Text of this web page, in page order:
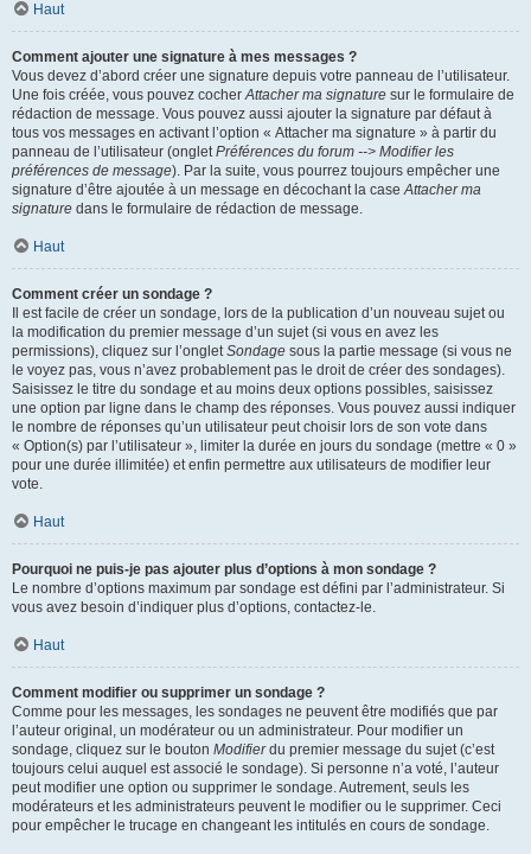
Haut
Comment ajouter une signature à mes messages ?
Vous devez d’abord créer une signature depuis votre panneau de l’utilisateur.
Une fois créée, vous pouvez cocherAttacher ma signature sur le formulaire de
rédaction de message. Vous pouvez aussi ajouter la signature par défaut à
tous vos messages en activant l’option « Attacher ma signature » à partir du
panneau de l’utilisateur (ongletPréférences du forum --> Modifier les
préférences de message). Par la suite, vous pourrez toujours empêcher une
signature d’être ajoutée à un message en décochant la caseAttacher ma
signature dans le formulaire de rédaction de message.
Haut
Comment créer un sondage ?
Il est facile de créer un sondage, lors de la publication d’un nouveau sujet ou
la modification du premier message d’un sujet (si vous en avez les
permissions), cliquez sur l’ongletSondage sous la partie message (si vous ne
le voyez pas, vous n’avez probablement pas le droit de créer des sondages).
Saisissez le titre du sondage et au moins deux options possibles, saisissez
une option par ligne dans le champ des réponses. Vous pouvez aussi indiquer
le nombre de réponses qu’un utilisateur peut choisir lors de son vote dans
« Option(s) par l’utilisateur », limiter la durée en jours du sondage (mettre « 0 »
pour une durée illimitée) et enfin permettre aux utilisateurs de modifier leur
vote.
Haut
Pourquoi ne puis-je pas ajouter plus d’options à mon sondage ?
Le nombre d’options maximum par sondage est défini par l’administrateur. Si
vous avez besoin d’indiquer plus d’options, contactez-le.
Haut
Comment modifier ou supprimer un sondage ?
Comme pour les messages, les sondages ne peuvent être modifiés que par
l’auteur original, un modérateur ou un administrateur. Pour modifier un
sondage, cliquez sur le bouton Modifierdu premier message du sujet (c’est
toujours celui auquel est associé le sondage). Si personne n’a voté, l’auteur
peut modifier une option ou supprimer le sondage. Autrement, seuls les
modérateurs et les administrateurs peuvent le modifier ou le supprimer. Ceci
pour empêcher le trucage en changeant les intitulés en cours de sondage.